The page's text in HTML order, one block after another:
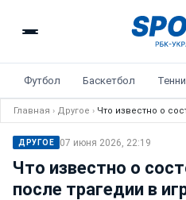
Футбол Баскетбол
Главная › Другое › Что известно о
ДРУГОЕ 07 июня 2026, 22:19
Что известно о
после трагедии в